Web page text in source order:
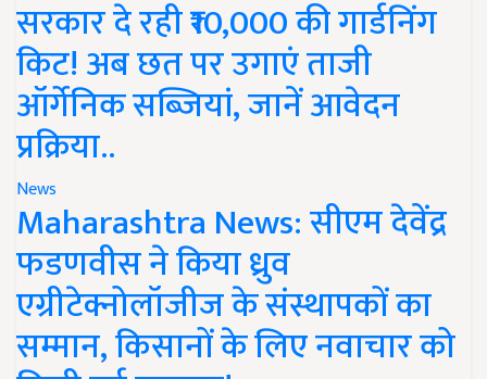
सरकार दे रही ₹10,000 की गार्डनिंग
किट! अब छत पर उगाएं ताजी
ऑर्गेनिक सब्जियां, जानें आवेदन
प्रक्रिया..
News
Maharashtra News: सीएम देवेंद्र
फडणवीस ने किया ध्रुव
एग्रीटेक्नोलॉजीज के संस्थापकों का
सम्मान, किसानों के लिए नवाचार को